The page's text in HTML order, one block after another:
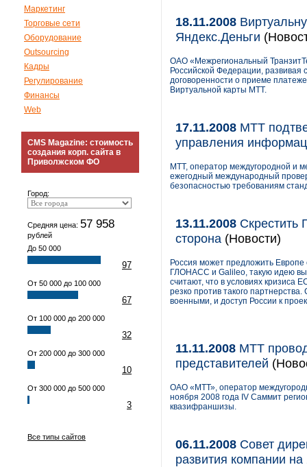
Маркетинг
Торговые сети
Оборудование
Outsourcing
Кадры
Регулирование
Финансы
Web
CMS Magazine: стоимость
создания корп. сайта в
Приволжском ФО
Город:
Средняя цена: 57 958
рублей
До 50 000
97
От 50 000 до 100 000
67
От 100 000 до 200 000
32
От 200 000 до 300 000
10
От 300 000 до 500 000
3
Все типы сайтов
18.11.2008
Яндекс.Деньги
ОАО «Межрегиональный
Российской Федерации, развивая
договоренности о приеме
Виртуальной карты МТТ.
17.11.2008 МТТ
управления
МТТ, оператор междугородной и
ежегодный международный
безопасностью требованиям
13.11.2008 Скрестить
сторона (Новости)
Россия может предложить
ГЛОНАСС и Galileo, такую идею
считают, что в условиях кризиса
резко против такого
военными, и доступ России к
11.11.2008 МТТ
представителей
ОАО «МТТ», оператор
ноября 2008 года IV Саммит
квазифраншизы.
06.11.2008 Совет
развития компании